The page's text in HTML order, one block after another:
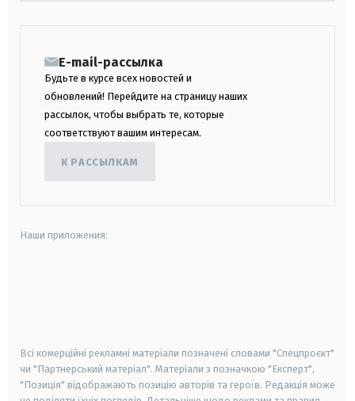
E-mail-рассылка
Будьте в курсе всех новостей и
обновлений! Перейдите на страницу наших
рассылок, чтобы выбрать те, которые
соответствуют вашим интересам.
К РАССЫЛКАМ
Наши приложения:
Всі комерційні рекламні матеріали позначені словами "Спецпроєкт"
чи "Партнерський матеріал". Матеріали з позначкою "Експерт",
"Позиція" відображають позицію авторів та героїв. Редакція може